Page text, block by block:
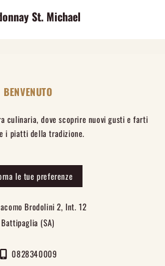
St. Michael
BENVENUTO
culinaria, dove scoprire nuovi gusti e farti
i piatti della tradizione.
le tue preferenze
Brodolini 2, Int. 12
Battipaglia (SA)
0828340009